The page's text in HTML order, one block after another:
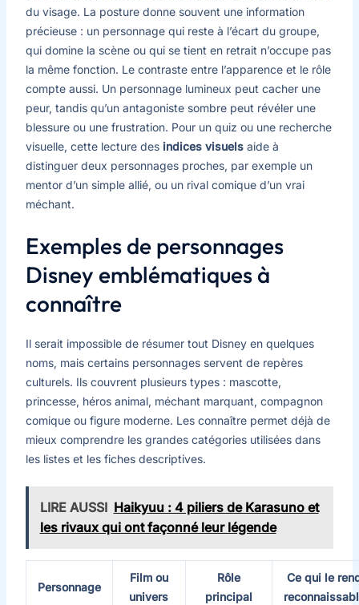
du visage. La posture donne souvent une information
précieuse : un personnage qui reste à l’écart du groupe,
qui domine la scène ou qui se tient en retrait n’occupe pas
la même fonction. Le contraste entre l’apparence et le rôle
compte aussi. Un personnage lumineux peut cacher une
peur, tandis qu’un antagoniste sombre peut révéler une
blessure ou une frustration. Pour un quiz ou une recherche
visuelle, cette lecture des indices visuelsaide à
distinguer deux personnages proches, par exemple un
mentor d’un simple allié, ou un rival comique d’un vrai
méchant.
Exemples de personnages
Disney emblématiques à
connaître
Il serait impossible de résumer tout Disney en quelques
noms, mais certains personnages servent de repères
culturels. Ils couvrent plusieurs types : mascotte,
princesse, héros animal, méchant marquant, compagnon
comique ou figure moderne. Les connaître permet déjà de
mieux comprendre les grandes catégories utilisées dans
les listes et les fiches descriptives.
LIRE AUSSI Haikyuu : 4 piliers de Karasuno et
les rivaux qui ont façonné leur légende
Personnage
Film ou
univers
Rôle
principal
Ce qui le